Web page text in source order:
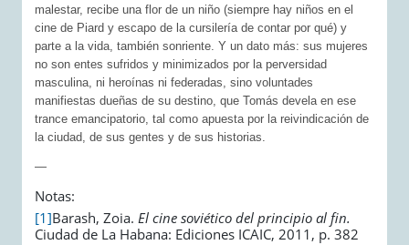
malestar, recibe una flor de un niño (siempre hay niños en el
cine de Piard y escapo de la cursilería de contar por qué) y
parte a la vida, también sonriente. Y un dato más: sus mujeres
no son entes sufridos y minimizados por la perversidad
masculina, ni heroínas ni federadas, sino voluntades
manifiestas dueñas de su destino, que Tomás devela en ese
trance emancipatorio, tal como apuesta por la reivindicación de
la ciudad, de sus gentes y de sus historias.
—
Notas:
[1]Barash, Zoia.El cine soviético del principio al fin.
Ciudad de La Habana: Ediciones ICAIC, 2011, p. 382